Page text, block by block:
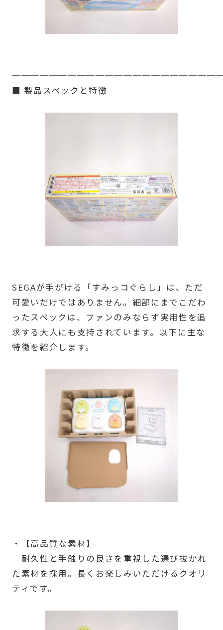
■ 製品スペックと特徴
SEGAが手がける「すみっコぐらし」は、ただ
可愛いだけではありません。細部にまでこだわ
ったスペックは、ファンのみならず実用性を追
求する大人にも支持されています。以下に主な
特徴を紹介します。
・【高品質な素材】
耐久性と手触りの良さを重視した選び抜かれ
た素材を採用。長くお楽しみいただけるクオリ
ティです。